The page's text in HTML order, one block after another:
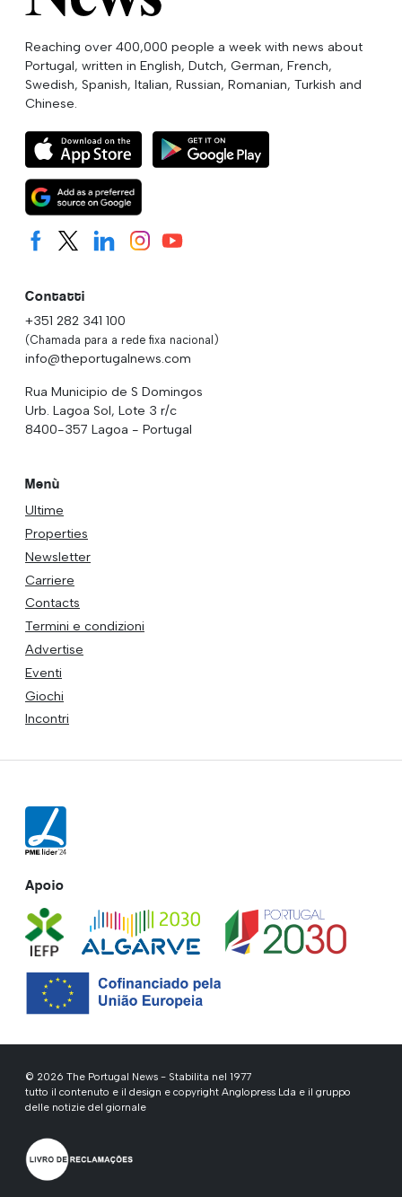
Reaching over 400,000 people a week with news about
Portugal, written in English, Dutch, German, French,
Swedish, Spanish, Italian, Russian, Romanian, Turkish and
Chinese.
Contatti
+351 282 341 100
(Chamada para a rede fixa nacional)
info@theportugalnews.com
Rua Municipio de S Domingos
Urb. Lagoa Sol, Lote 3 r/c
8400-357 Lagoa - Portugal
Menù
Ultime
Properties
Newsletter
Carriere
Contacts
Termini e condizioni
Advertise
Eventi
Giochi
Incontri
Apoio
© 2026 The Portugal News - Stabilita nel 1977
tutto il contenuto e il design e copyright Anglopress Lda e il gruppo
delle notizie del giornale